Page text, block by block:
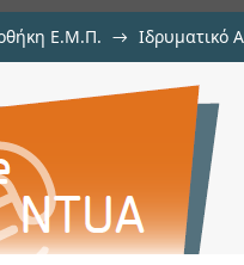
Ε.Μ.Π. → Ιδρυματικό
of